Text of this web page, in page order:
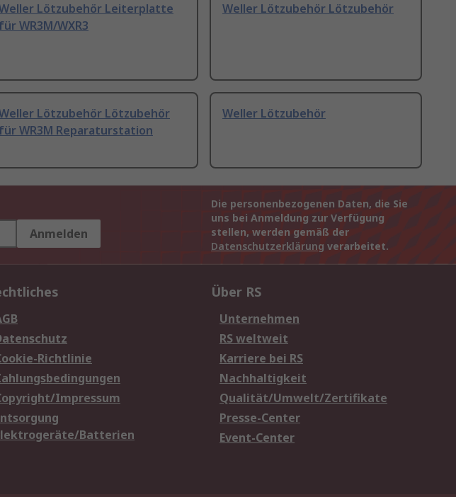
Lötzubehör Leiterplatte
für WR3M/WXR3
Weller Lötzubehör Lötzubehör
Lötzubehör Lötzubehör
für WR3M Reparaturstation
Weller Lötzubehör
Anmelden
Die personenbezogenen Daten, die Sie
uns bei Anmeldung zur Verfügung
stellen, werden gemäß der
Datenschutzerklärung verarbeitet.
Richtlinie
Impressum
Batterien
Über RS
Unternehmen
RS weltweit
Karriere bei RS
Nachhaltigkeit
Qualität/Umwelt/Zertifikate
Presse-Center
Event-Center